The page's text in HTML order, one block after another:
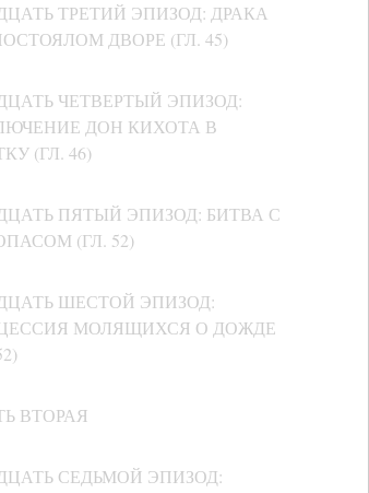
ТРЕТИЙ ЭПИЗОД: ДРАКА
ДВОРЕ (ГЛ. 45)
ЧЕТВЕРТЫЙ ЭПИЗОД:
ДОН КИХОТА В
(ГЛ. 46)
ПЯТЫЙ ЭПИЗОД: БИТВА С
(ГЛ. 52)
ШЕСТОЙ ЭПИЗОД:
МОЛЯЩИХСЯ О ДОЖДЕ
ВТОРАЯ
СЕДЬМОЙ ЭПИЗОД: